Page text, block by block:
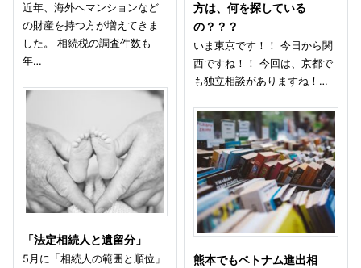
近年、海外へマンションなど
の財産を持つ方が増えてきま
した。 相続税の調査件数も
年…
「法定相続人と遺留分」
5月に「相続人の範囲と順位」
方は、何を探している
の？？？
いま東京です！！ 今日から関
西ですね！！ 今回は、京都で
も独立相談がありますね！…
熊本でもベトナム進出相